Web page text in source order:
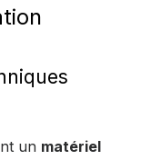
un matériel